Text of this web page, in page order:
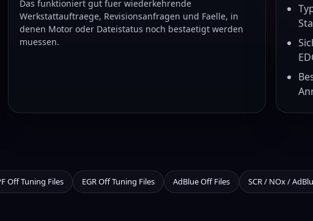
Das funktioniert gut fuer wiederkehrende
Werkstattauftraege, Revisionsanfragen und Faelle, in
denen Motor oder Dateistatus noch bestaetigt werden
muessen.
Off Tuning Files EGR Off Tuning Files AdBlue Off Files SCR / NOx /